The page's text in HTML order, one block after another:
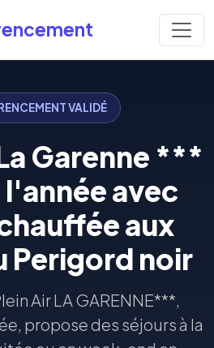
VALIDÉ
Garenne ***
avec
aux
Perigord noir
Air LA GARENNE***,
propose des séjours à la